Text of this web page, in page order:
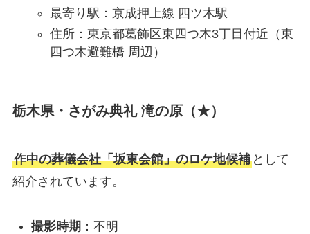
最寄り駅：京成押上線 四ツ木駅
住所：東京都葛飾区東四つ木3丁目付近（東
四つ木避難橋 周辺）
栃木県・さがみ典礼 滝の原（★）
作中の葬儀会社「坂東会館」のロケ地候補として
紹介されています。
撮影時期 ：不明